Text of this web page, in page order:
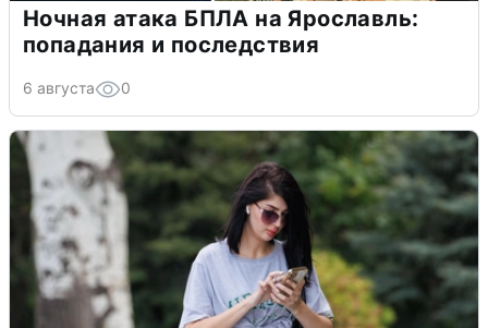
Ночная атака БПЛА на Ярославль:
попадания и последствия
6 августа 0